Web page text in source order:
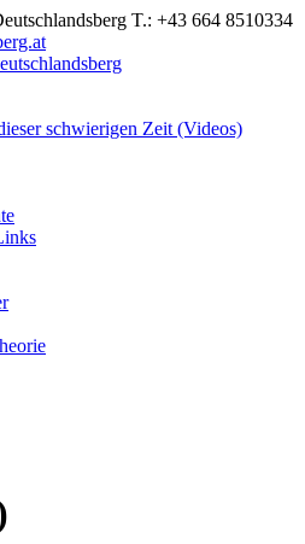
T.: +43 664 8510334
schwierigen Zeit (Videos)